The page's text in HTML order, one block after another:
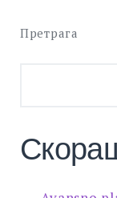
Претрага